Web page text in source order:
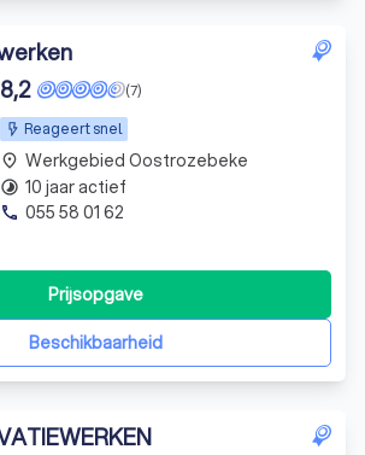
Reageert snel
(7)
8,2
Beschikbaarheid
Prijsopgave
place Werkgebied Oostrozebeke
timelapse 10 jaar actief
phone 055 58 01 62